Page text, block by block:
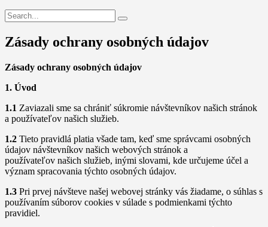
Zásady ochrany osobných údajov
Zásady ochrany osobných údajov
1. Úvod
1.1 Zaviazali sme sa chrániť súkromie návštevníkov našich stránok
a používateľov našich služieb.
1.2 Tieto pravidlá platia všade tam, keď sme správcami osobných
údajov návštevníkov našich webových stránok a
používateľov našich služieb, inými slovami, kde určujeme účel a
význam spracovania týchto osobných údajov.
1.3 Pri prvej návšteve našej webovej stránky vás žiadame, o súhlas s
používaním súborov cookies v súlade s podmienkami týchto
pravidiel.